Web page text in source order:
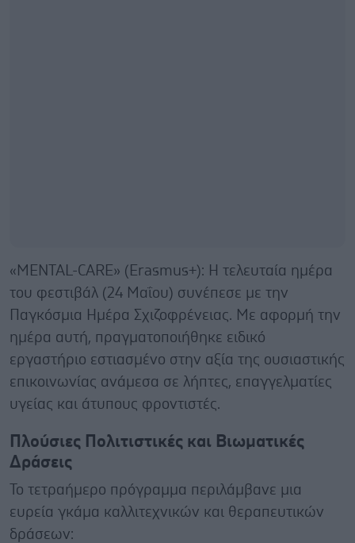
«MENTAL-CARE» (Erasmus+): Η τελευταία ημέρα
του φεστιβάλ (24 Μαΐου) συνέπεσε με την
Παγκόσμια Ημέρα Σχιζοφρένειας. Με αφορμή την
ημέρα αυτή, πραγματοποιήθηκε ειδικό
εργαστήριο εστιασμένο στην αξία της ουσιαστικής
επικοινωνίας ανάμεσα σε λήπτες, επαγγελματίες
υγείας και άτυπους φροντιστές.
Πλούσιες Πολιτιστικές και Βιωματικές
Δράσεις
Το τετραήμερο πρόγραμμα περιλάμβανε μια
ευρεία γκάμα καλλιτεχνικών και θεραπευτικών
δράσεων: